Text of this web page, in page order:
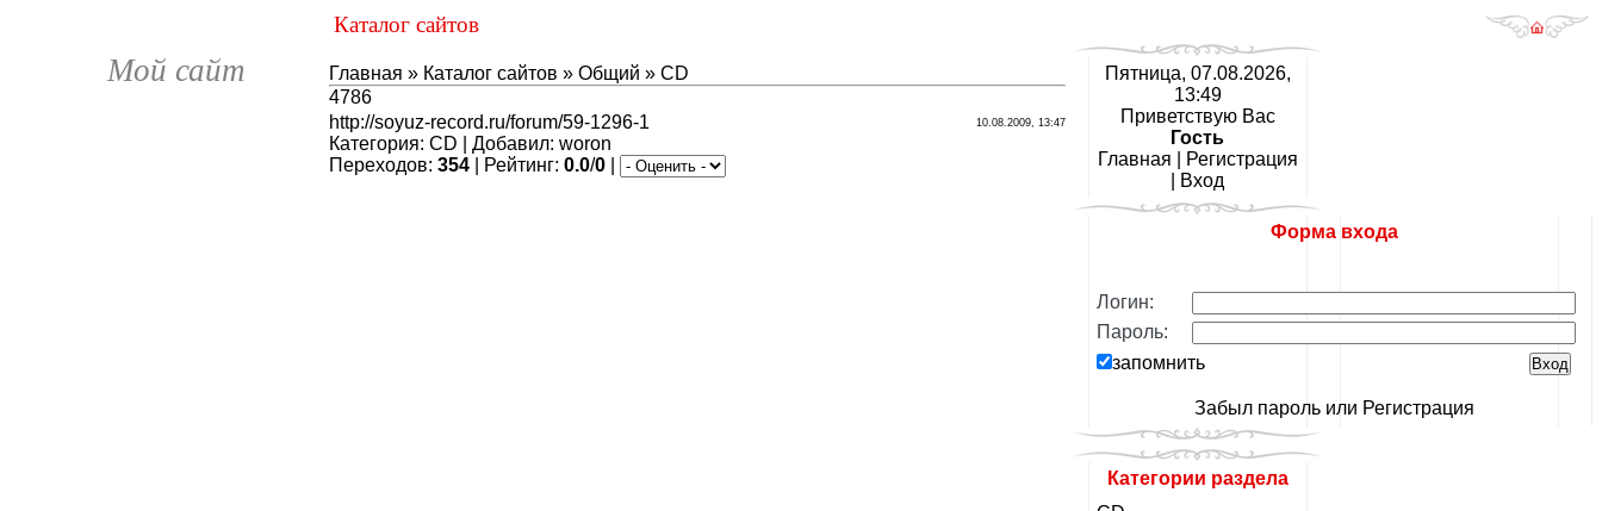
Мой сайт
Каталог сайтов
Главная » Каталог сайтов » Общий » CD
4786
http://soyuz-record.ru/forum/59-1296-1
10.08.2009, 13:47
Категория: CD Добавил: woron
Переходов: 354 Рейтинг: 0.0/0
Пятница, 07.08.2026,
13:49
Приветствую Вас
Гость
Главная
Регистрация
Вход
Форма входа
Логин:
Пароль:
запомнить
Забыл парольили Регистрация
Категории раздела